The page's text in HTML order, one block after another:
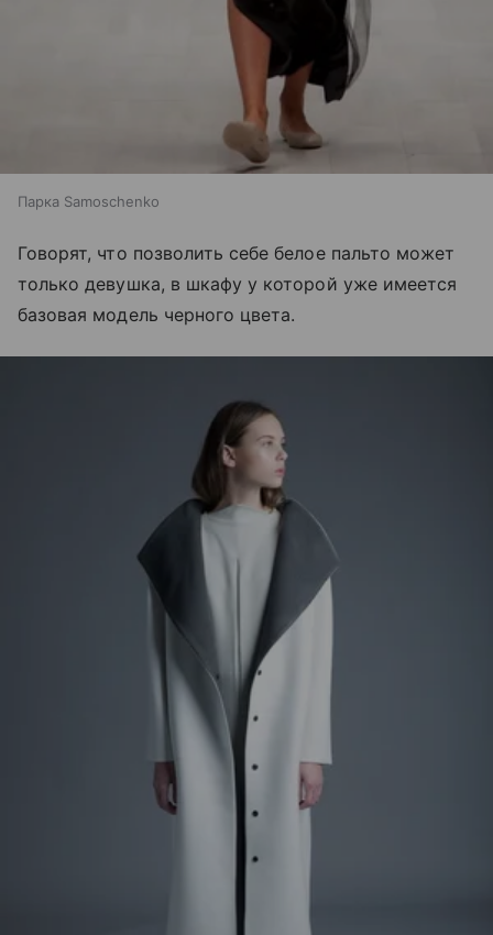
Парка Samoschenko
Говорят, что позволить себе белое пальто может
только девушка, в шкафу у которой уже имеется
базовая модель черного цвета.